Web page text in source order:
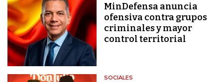
MinDefensa anuncia
ofensiva contra grupos
criminales y mayor
control territorial
SOCIALES